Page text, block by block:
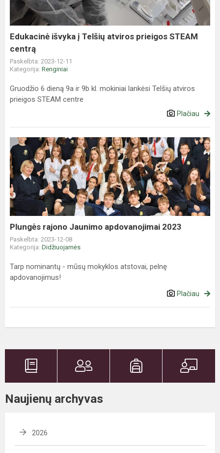
prieigos
STEAM
centrą
Edukacinė išvyka į Telšių atviros prieigos STEAM
centrą
Paskelbta: 2023-12-11
Kategorija: Renginiai
Gruodžio 6 dieną 9a ir 9b kl. mokiniai lankėsi Telšių atviros
prieigos STEAM centre
Plačiau
Plungės
rajono
Jaunimo
apdovanojimai
2023
Plungės rajono Jaunimo apdovanojimai 2023
Paskelbta: 2023-12-08
Kategorija: Didžiuojamės
Tarp nominantų - mūsų mokyklos atstovai, pelnę
apdovanojimus!
Plačiau
Naujienų archyvas
2026